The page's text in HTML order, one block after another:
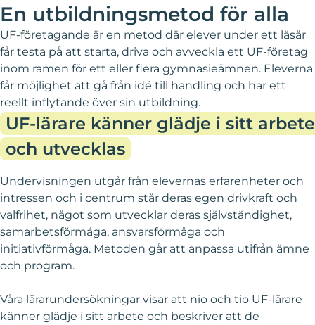
En utbildningsmetod för alla
UF-företagande är en metod där elever under ett läsår
får testa på att starta, driva och avveckla ett UF-företag
inom ramen för ett eller flera gymnasieämnen. Eleverna
får möjlighet att gå från idé till handling och har ett
reellt inflytande över sin utbildning.
UF-lärare känner glädje i sitt arbete
och utvecklas
Undervisningen utgår från elevernas erfarenheter och
intressen och i centrum står deras egen drivkraft och
valfrihet, något som utvecklar deras självständighet,
samarbetsförmåga, ansvarsförmåga och
initiativförmåga. Metoden går att anpassa utifrån ämne
och program.
Våra lärarundersökningar visar att nio och tio UF-lärare
känner glädje i sitt arbete och beskriver att de